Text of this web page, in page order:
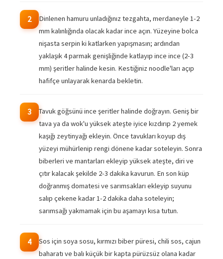
2
Dinlenen hamuru unladığınız tezgahta, merdaneyle 1-2
mm kalınlığında olacak kadar ince açın. Yüzeyine bolca
nişasta serpin ki katlarken yapışmasın; ardından
yaklaşık 4 parmak genişliğinde katlayıp ince ince (2-3
mm) şeritler halinde kesin. Kestiğiniz noodle'ları açıp
hafifçe unlayarak kenarda bekletin.
3
Tavuk göğsünü ince şeritler halinde doğrayın. Geniş bir
tava ya da wok'u yüksek ateşte iyice kızdırıp 2 yemek
kaşığı zeytinyağı ekleyin. Önce tavukları koyup dış
yüzeyi mühürlenip rengi dönene kadar soteleyin. Sonra
biberleri ve mantarları ekleyip yüksek ateşte, diri ve
çıtır kalacak şekilde 2-3 dakika kavurun. En son küp
doğranmış domatesi ve sarımsakları ekleyip suyunu
salıp çekene kadar 1-2 dakika daha soteleyin;
sarımsağı yakmamak için bu aşamayı kısa tutun.
4
Sos için soya sosu, kırmızı biber püresi, chili sos, cajun
baharatı ve balı küçük bir kapta pürüzsüz olana kadar